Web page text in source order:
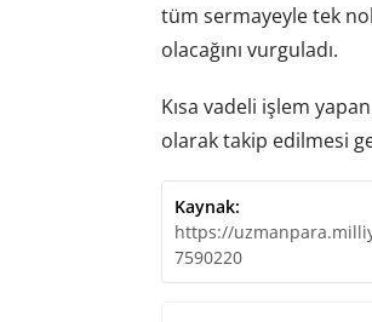
tüm sermayeyle tek
olacağını vurguladı.
Kısa vadeli işlem
olarak takip edilmesi
Kaynak:
https://
7590220